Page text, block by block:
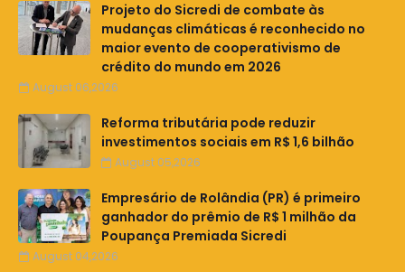
Projeto do Sicredi de combate às
mudanças climáticas é reconhecido no
maior evento de cooperativismo de
crédito do mundo em 2026
August 06,2026
Reforma tributária pode reduzir
investimentos sociais em R$ 1,6 bilhão
August 05,2026
Empresário de Rolândia (PR) é primeiro
ganhador do prêmio de R$ 1 milhão da
Poupança Premiada Sicredi
August 04,2026